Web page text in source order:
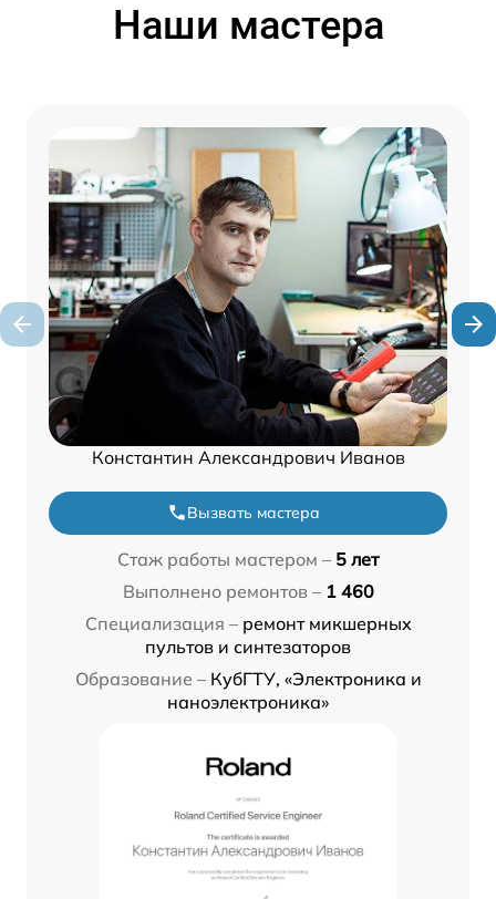
Наши мастера
Константин Александрович Иванов
Вызвать мастера
Стаж работы мастером – 5 лет
Выполнено ремонтов – 1 460
Специализация – ремонт микшерных
пультов и синтезаторов
Образование – КубГТУ, «Электроника и
наноэлектроника»